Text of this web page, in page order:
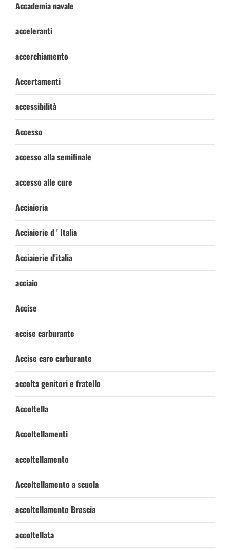
Accademia navale
acceleranti
accerchiamento
Accertamenti
accessibilità
Accesso
accesso alla semifinale
accesso alle cure
Acciaieria
Acciaierie d ' Italia
Acciaierie d'italia
acciaio
Accise
accise carburante
Accise caro carburante
accolta genitori e fratello
Accoltella
Accoltellamenti
accoltellamento
Accoltellamento a scuola
accoltellamento Brescia
accoltellata